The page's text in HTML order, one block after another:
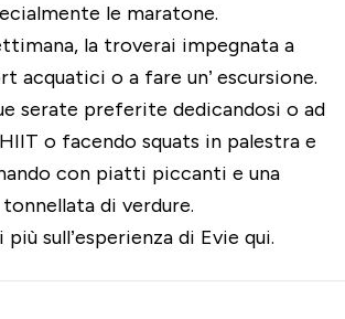
le maratone.
la troverai impegnata a
acquatici o a fare un’ escursione.
serate preferite dedicandosi o ad
o facendo squats in palestra e
con piatti piccanti e una
tonnellata di verdure.
sull’esperienza di Evie qui.